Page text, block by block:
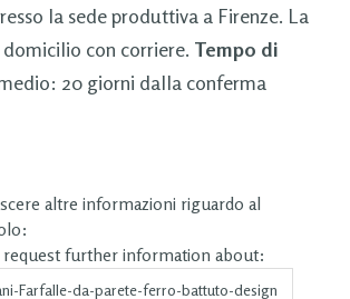
la sede produttiva a Firenze. La
domicilio con corriere. Tempo di
20 giorni dalla conferma
altre informazioni riguardo al
further information about: